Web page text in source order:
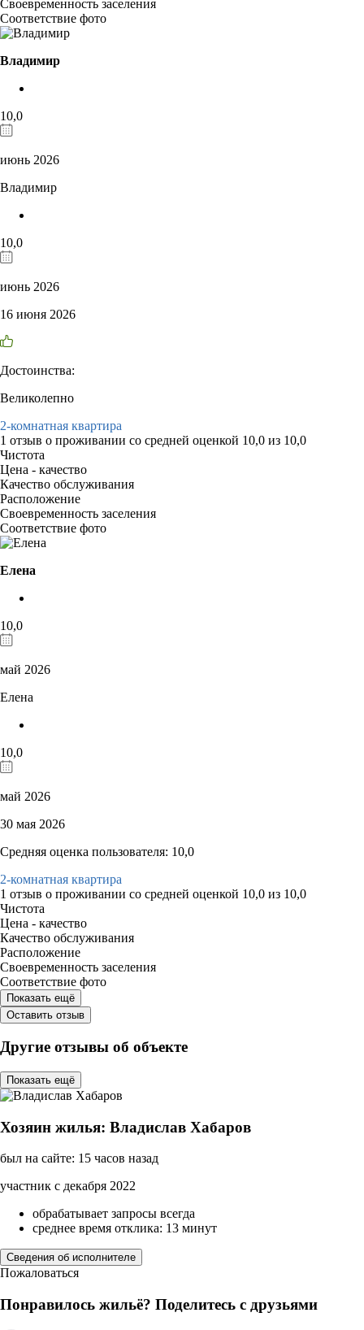
Своевременность заселения
Соответствие фото
Владимир
10,0
июнь 2026
Владимир
10,0
июнь 2026
16 июня 2026
Достоинства:
Великолепно
2-комнатная квартира
1 отзыв о проживании со средней оценкой 10,0 из 10,0
Чистота
Цена - качество
Качество обслуживания
Расположение
Своевременность заселения
Соответствие фото
Елена
10,0
май 2026
Елена
10,0
май 2026
30 мая 2026
Средняя оценка пользователя: 10,0
2-комнатная квартира
1 отзыв о проживании со средней оценкой 10,0 из 10,0
Чистота
Цена - качество
Качество обслуживания
Расположение
Своевременность заселения
Соответствие фото
Показать ещё
Оставить отзыв
Другие отзывы об объекте
Показать ещё
Хозяин жилья: Владислав Хабаров
был на сайте: 15 часов назад
участник с декабря 2022
обрабатывает запросы всегда
среднее время отклика: 13 минут
Сведения об исполнителе
Пожаловаться
Понравилось жильё? Поделитесь с друзьями